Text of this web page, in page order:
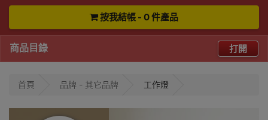
按我結帳 - 0 件產品
商品目錄 打開
首頁 品牌 - 其它品牌 工作燈